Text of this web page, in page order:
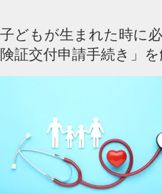
子どもが生まれた時に
険証交付申請手続き」